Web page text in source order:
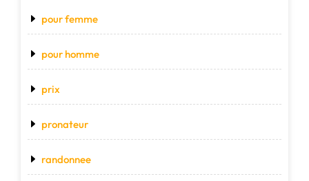
pour femme
pour homme
prix
pronateur
randonnee